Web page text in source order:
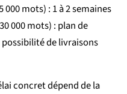
000 mots) : 1 à 2 semaines
000 mots) : plan de
de livraisons
concret dépend de la